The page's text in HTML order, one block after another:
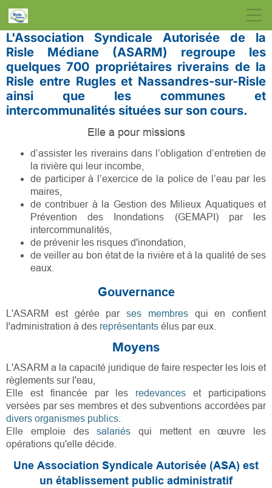
L'Association Syndicale Autorisée de la
Risle Médiane (ASARM) regroupe les
quelques 700 propriétaires riverains de la
Risle entre Rugles et Nassandres-sur-Risle
ainsi que les communes et
intercommunalités situées sur son cours.
Elle a pour missions
d’assister les riverains dans l’obligation d’entretien de
la rivière qui leur incombe,
de participer à l’exercice de la police de l’eau par les
maires,
de contribuer à la Gestion des Milieux Aquatiques et
Prévention des Inondations (GEMAPI) par les
intercommunalités,
de prévenir les risques d'inondation,
de veiller au bon état de la rivière et à la qualité de ses
eaux.
Gouvernance
L'ASARM est gérée par ses membres
qui en confient
l'administration à des représentants élus par eux.
Moyens
L'ASARM a la capacité juridique de faire respecter les lois et
règlements sur l'eau,
Elle est financée par les
redevances
et participations
versées par ses membres et des subventions accordées par
divers organismes publics
Elle emploie des
salariés
qui mettent en œuvre les
opérations qu'elle décide.
Une Association Syndicale Autorisée (ASA) est
un établissement public administratif